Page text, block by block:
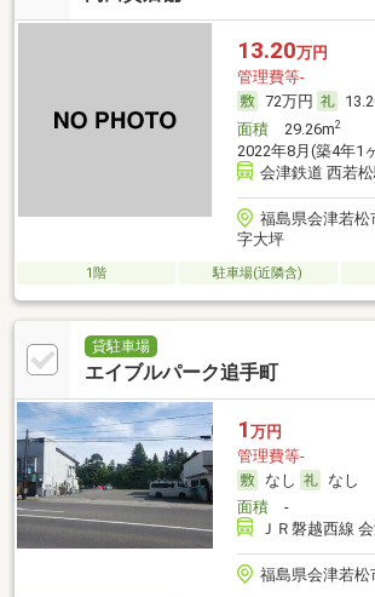
13.20万円
管理費等-
72万円
面積29.26m2
2022年8月(築4年1
会津鉄道 西若
福島県会津若
字大坪
1階 駐車場(近隣含)
貸駐車場
エイブルパーク追手町
1 万円
管理費等-
なし
なし
面積-
ＪＲ磐越西線
福島県会津若松